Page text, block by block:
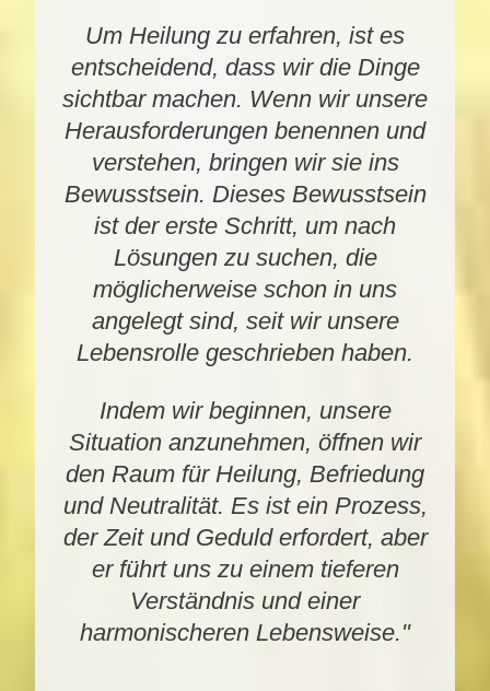
Um Heilung zu erfahren, ist es
entscheidend, dass wir die Dinge
sichtbar machen. Wenn wir unsere
Herausforderungen benennen und
verstehen, bringen wir sie ins
Bewusstsein. Dieses Bewusstsein
ist der erste Schritt, um nach
Lösungen zu suchen, die
möglicherweise schon in uns
angelegt sind, seit wir unsere
Lebensrolle geschrieben haben.
Indem wir beginnen, unsere
Situation anzunehmen, öffnen wir
den Raum für Heilung, Befriedung
und Neutralität. Es ist ein Prozess,
der Zeit und Geduld erfordert, aber
er führt uns zu einem tieferen
Verständnis und einer
harmonischeren Lebensweise."